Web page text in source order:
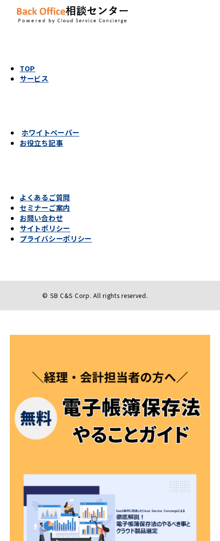
TOP
サービス
ホワイトペーパー
お役立ち記事
よくあるご質問
セミナーご案内
お問い合わせ
サイトポリシー
プライバシーポリシー
© SB C&S Corp. All rights reserved.